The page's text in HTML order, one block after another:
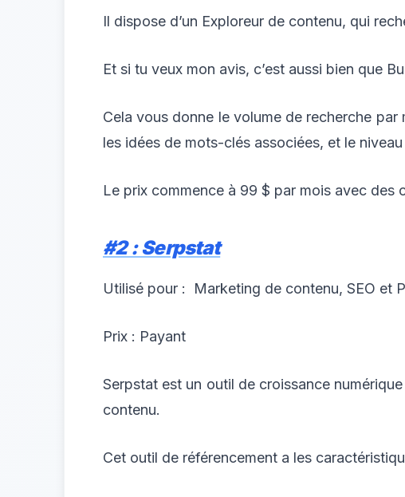
Il dispose d’un Exploreur de contenu, qui
Et si tu veux mon avis, c’est aussi bien que
Cela vous donne le volume de recherche
les idées de mots-clés associées, et le
Le prix commence à 99 $ par mois avec des
#2 : Serpstat
Utilisé pour : Marketing de contenu, SEO et
Prix : Payant
Serpstat est un outil de croissance
contenu.
Cet outil de référencement a les